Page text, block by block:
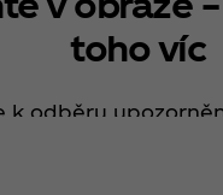
toho víc
k odběru